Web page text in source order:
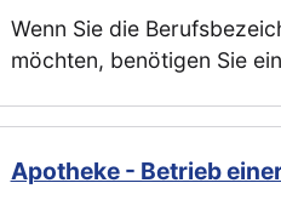
Wenn Sie die
möchten, benötigen Sie
Apotheke - Betrieb